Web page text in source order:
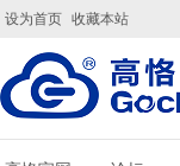
设为首页 收藏本站